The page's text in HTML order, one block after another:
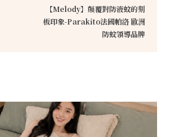
【Melody】顛覆對防液蚊的刻
板印象-Parakito法國帕洛 歐洲
防蚊領導品牌